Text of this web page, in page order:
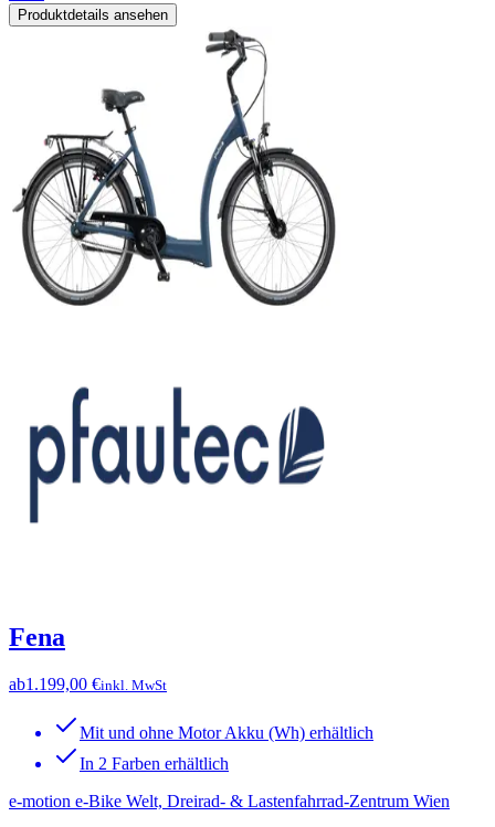
Produktdetails ansehen
Fena
ab1.199,00 €inkl. MwSt
Mit und ohne Motor Akku (Wh) erhältlich
In 2 Farben erhältlich
e-motion e-Bike Welt, Dreirad- & Lastenfahrrad-Zentrum Wien